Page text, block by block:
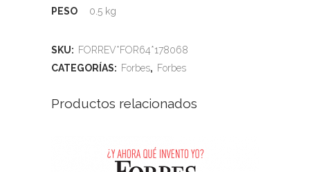
PESO 0.5 kg
SKU: FORREV*FOR64*178068
CATEGORÍAS: Forbes, Forbes
Productos relacionados